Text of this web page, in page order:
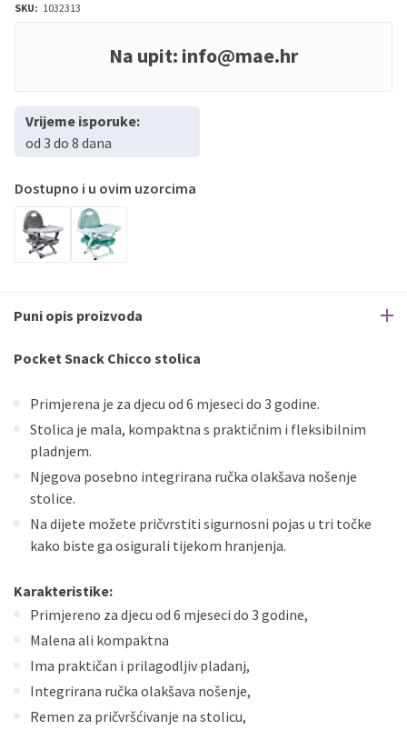
SKU: 1032313
Na upit: info@mae.hr
Vrijeme isporuke:
od 3 do 8 dana
Dostupno i u ovim uzorcima
Puni opis proizvoda
Pocket Snack Chicco stolica
Primjerena je za djecu od 6 mjeseci do 3 godine.
Stolica je mala, kompaktna s praktičnim i fleksibilnim
pladnjem.
Njegova posebno integrirana ručka olakšava nošenje
stolice.
Na dijete možete pričvrstiti sigurnosni pojas u tri točke
kako biste ga osigurali tijekom hranjenja.
Karakteristike:
Primjereno za djecu od 6 mjeseci do 3 godine,
Malena ali kompaktna
Ima praktičan i prilagodljiv pladanj,
Integrirana ručka olakšava nošenje,
Remen za pričvršćivanje na stolicu,